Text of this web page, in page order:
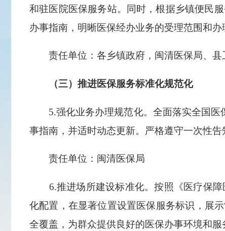
和驻医院医保服务站。同时，根据乡镇便民
办事指南，明晰医保经办业务的受理范围和
责任单位：各乡镇政府，闽清医保局、县
（三）推进医保服务标准化规范化
5.强化业务办理规范化。全面落实全国医
事指南，并适时动态更新。严格遵守一次性
责任单位：闽清医保局
6.推进场所建设标准化。按照《医疗保障
化配置，在显著位置设置医保服务标识，展
全覆盖，为群众提供良好的医保办事环境和服